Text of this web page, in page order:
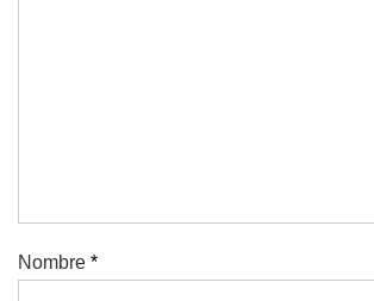
Nombre *